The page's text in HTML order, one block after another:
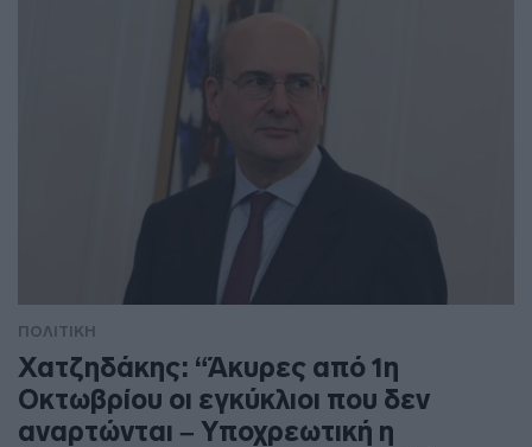
ΠΟΛΙΤΙΚΗ
Χατζηδάκης: “Άκυρες από 1η
Οκτωβρίου οι εγκύκλιοι που δεν
αναρτώνται – Υποχρεωτική η